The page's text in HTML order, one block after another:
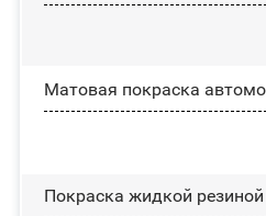
Матовая покраска
Покраска жидкой